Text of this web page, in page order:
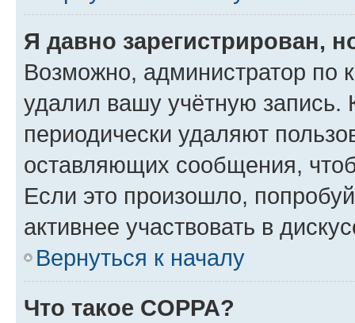
Я давно зарегистрирован,
Возможно, администратор по
удалил вашу учётную запись.
периодически удаляют
оставляющих сообщения,
Если это произошло,
активнее участвовать в
Вернуться к началу
Что такое COPPA?